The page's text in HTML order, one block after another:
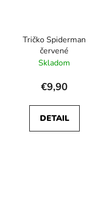
Tričko Spiderman
červené
Skladom
€9,90
DETAIL